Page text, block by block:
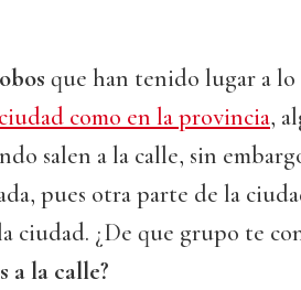
que han tenido lugar a lo
como en la provincia,
salen a la calle, sin
pues otra parte de la
ciudad. ¿De que grupo te
a la calle?